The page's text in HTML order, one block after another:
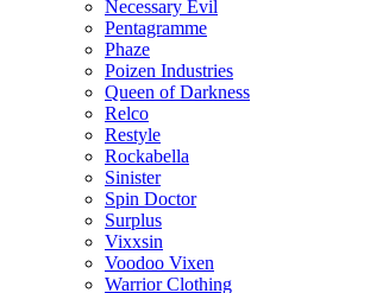
Necessary Evil
Pentagramme
Phaze
Poizen Industries
Queen of Darkness
Relco
Restyle
Rockabella
Sinister
Spin Doctor
Surplus
Vixxsin
Voodoo Vixen
Warrior Clothing